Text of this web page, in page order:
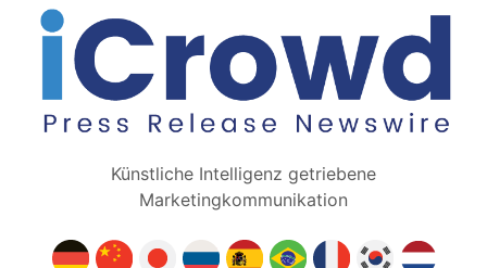
Künstliche Intelligenz getriebene
Marketingkommunikation